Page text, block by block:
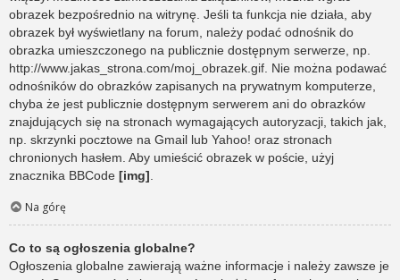
obrazek bezpośrednio na witrynę. Jeśli ta funkcja nie działa, aby
obrazek był wyświetlany na forum, należy podać odnośnik do
obrazka umieszczonego na publicznie dostępnym serwerze, np.
http://www.jakas_strona.com/moj_obrazek.gif. Nie można podawać
odnośników do obrazków zapisanych na prywatnym komputerze,
chyba że jest publicznie dostępnym serwerem ani do obrazków
znajdujących się na stronach wymagających autoryzacji, takich jak,
np. skrzynki pocztowe na Gmail lub Yahoo! oraz stronach
chronionych hasłem. Aby umieścić obrazek w poście, użyj
znacznika BBCode [img].
Na górę
Co to są ogłoszenia globalne?
Ogłoszenia globalne zawierają ważne informacje i należy zawsze je